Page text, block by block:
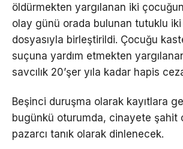
öldürmekten yargılanan iki
olay günü orada bulunan tutuklu
dosyasıyla birleştirildi. Çocuğu
suçuna yardım etmekten
savcılık 20’şer yıla kadar hapis
Beşinci duruşma olarak kayıtlara
bugünkü oturumda, cinayete şahit
pazarcı tanık olarak dinlenecek.